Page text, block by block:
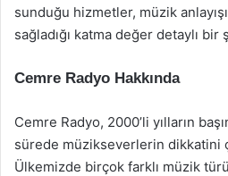
sunduğu hizmetler, müzik
sağladığı katma değer detaylı
Cemre Radyo Hakkında
Cemre Radyo, 2000’li yılların
sürede müzikseverlerin dikkatini
Ülkemizde birçok farklı müzik